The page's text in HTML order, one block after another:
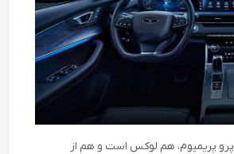
فضای داخلی تیگو ۷ پرو پریمیوم، هم لوکس است و هم از